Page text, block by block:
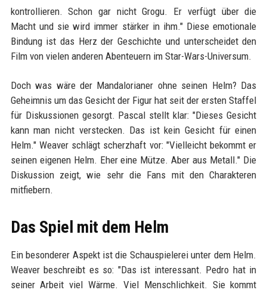
kontrollieren. Schon gar nicht Grogu. Er verfügt über die
Macht und sie wird immer stärker in ihm." Diese emotionale
Bindung ist das Herz der Geschichte und unterscheidet den
Film von vielen anderen Abenteuern im Star-Wars-Universum.
Doch was wäre der Mandalorianer ohne seinen Helm? Das
Geheimnis um das Gesicht der Figur hat seit der ersten Staffel
für Diskussionen gesorgt. Pascal stellt klar: "Dieses Gesicht
kann man nicht verstecken. Das ist kein Gesicht für einen
Helm." Weaver schlägt scherzhaft vor: "Vielleicht bekommt er
seinen eigenen Helm. Eher eine Mütze. Aber aus Metall." Die
Diskussion zeigt, wie sehr die Fans mit den Charakteren
mitfiebern.
Das Spiel mit dem Helm
Ein besonderer Aspekt ist die Schauspielerei unter dem Helm.
Weaver beschreibt es so: "Das ist interessant. Pedro hat in
seiner Arbeit viel Wärme. Viel Menschlichkeit. Sie kommt